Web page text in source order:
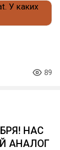
89
НАС
АНАЛОГ